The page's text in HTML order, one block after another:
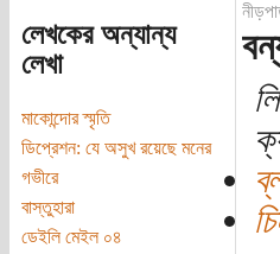
লেখকের অন্যান্য
লেখা
মাকোন্দোর স্মৃতি
ডিপ্রেশন: যে অসুখ রয়েছে মনের
গভীরে
বাস্তুহারা
ডেইলি মেইল ০৪